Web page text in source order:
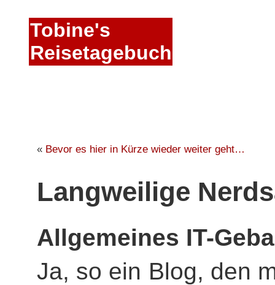
Tobine's
Reisetagebuch
« Bevor es hier in Kürze wieder weiter geht…
Langweilige
Allgemeines IT-
Ja, so ein Blog, den